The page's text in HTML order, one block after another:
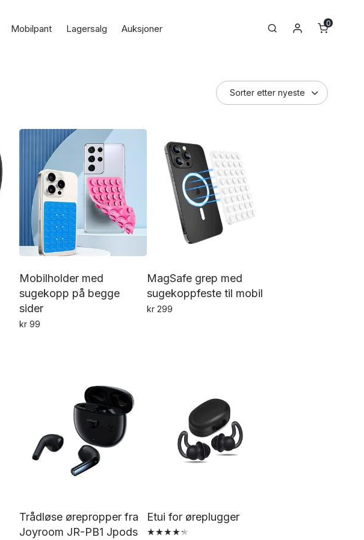
ToggleMobilpant Lagersalg Auksjoner Search Min konto
0
Mobilholder med
sugekopp på begge
sider
kr 99
flere
varianter.
Alternativene
kan
velges
på
MagSafe grep med
sugekoppfeste til mobil
kr299
Alternativene
kan
velges
på
Trådløse ørepropper fra
Joyroom JR-PB1 Jpods
Etui for øreplugger